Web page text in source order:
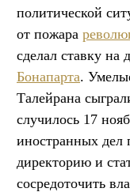
политической
от пожара
сделал ставку на
Бонапарта.
Талейрана
случилось 17
иностранных дел
директорию и
сосредоточить